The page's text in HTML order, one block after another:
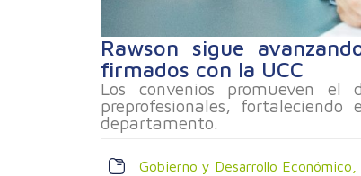
Rawson sigue
firmados con la UCC
Los convenios promueven el
preprofesionales,
departamento.
Gobierno y Desarrollo Económico